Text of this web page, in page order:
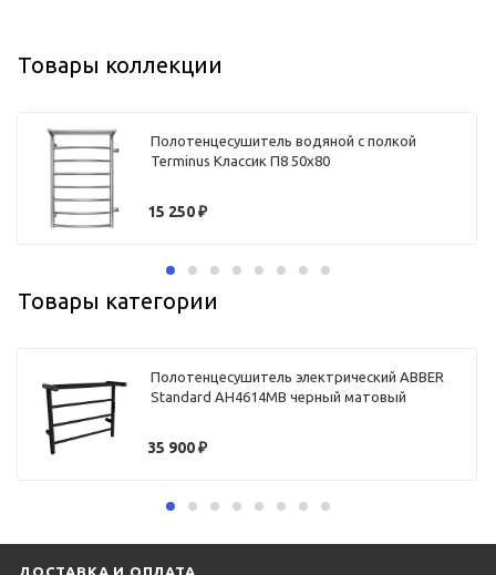
Товары коллекции
Полотенцесушитель водяной с полкой
Terminus Классик П8 50х80
15 250₽
Товары категории
Полотенцесушитель электрический ABBER
Standard AH4614MB черный матовый
35 900₽
ДОСТАВКА И ОПЛАТА